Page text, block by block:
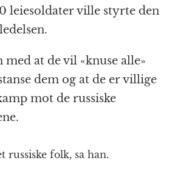
leiesoldater ville styrte den
at de vil «knuse alle»
dem og at de er villige
mot de russiske
russiske folk, sa han.